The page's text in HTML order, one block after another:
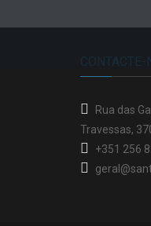
Rua das
Travessas,
+351 256